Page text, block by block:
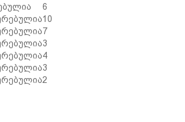
6
10
7
3
4
3
2